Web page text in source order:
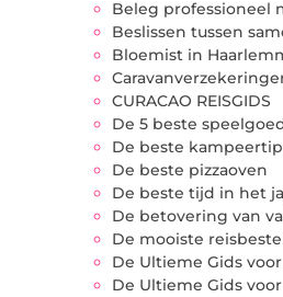
Beleg professioneel
Beslissen tussen
Bloemist in
CURACAO REISGIDS
De 5 beste
De beste
De beste pizzaoven
De beste tijd in het
De betovering van
De mooiste
De Ultieme Gids
De Ultieme Gids